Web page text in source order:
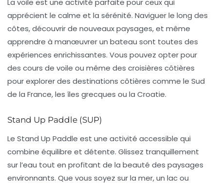
La voile est une activité parfaite pour ceux qui
apprécient le calme et la sérénité. Naviguer le long des
côtes, découvrir de nouveaux paysages, et même
apprendre à manœuvrer un bateau sont toutes des
expériences enrichissantes. Vous pouvez opter pour
des cours de voile ou même des croisières côtières
pour explorer des destinations côtières comme le Sud
de la France, les îles grecques ou la Croatie.
Stand Up Paddle (SUP)
Le Stand Up Paddle est une activité accessible qui
combine équilibre et détente. Glissez tranquillement
sur l’eau tout en profitant de la beauté des paysages
environnants. Que vous soyez sur la mer, un lac ou